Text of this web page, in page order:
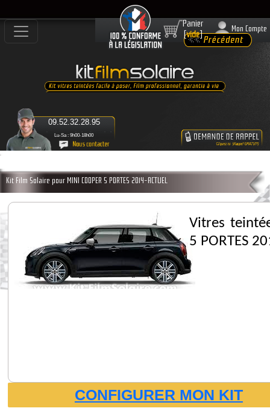
Lu-Sa : 9h00-18h00
09.52.32.28.95
Panier
[vide]
Mon Compte
Kit Film Solaire pour MINI COOPER 5 PORTES 2014-ACTUEL
Vitres
5 PORTES
CONFIGURER MON KIT